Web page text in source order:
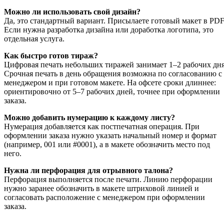
Можно ли использовать свой дизайн?
Да, это стандартный вариант. Присылаете готовый макет в
Если нужна разработка дизайна или доработка логотипа, это
отдельная услуга.
Как быстро готов тираж?
Цифровая печать небольших тиражей занимает 1–2 рабочих
Срочная печать в день обращения возможна по согласованию с
менеджером и при готовом макете. На офсете сроки длиннее:
ориентировочно от 5–7 рабочих дней, точнее при оформлении
заказа.
Можно добавить нумерацию к каждому листу?
Нумерация добавляется как постпечатная операция. При
оформлении заказа нужно указать начальный номер и формат
(например, 001 или #0001), а в макете обозначить место под
него.
Нужна ли перфорация для отрывного талона?
Перфорация выполняется после печати. Линию перфорации
нужно заранее обозначить в макете штриховой линией и
согласовать расположение с менеджером при оформлении
заказа.